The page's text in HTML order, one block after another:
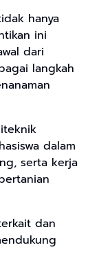
hanya
ini
dari
langkah
dalam
serta kerja
dan